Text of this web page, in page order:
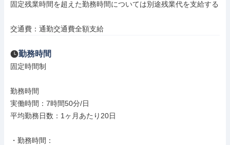
固定残業時間を超えた勤務時間については別途残業代を支給する
交通費：通勤交通費全額支給
勤務時間
固定時間制
勤務時間
実働時間：7時間50分/日
平均勤務日数：1ヶ月あたり20日
・勤務時間：